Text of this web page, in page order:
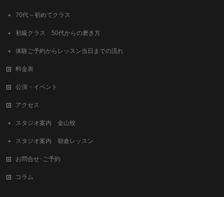
70代～初めてクラス
初級クラス 50代からの磨き方
体験ご予約からレッスン当日までの流れ
料金表
公演・イベント
アクセス
スタジオ案内 金山校
スタジオ案内 朝倉レッスン
お問合せ･ご予約
コラム